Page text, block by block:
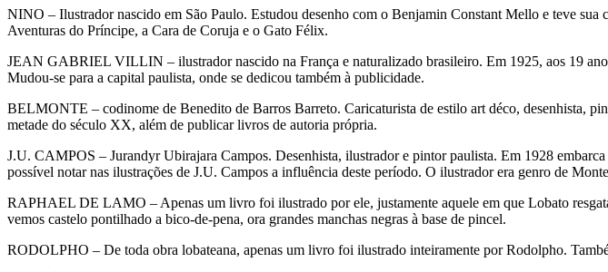
NINO – Ilustrador nascido em São Paulo. Estudou desenho com o Benjamin Constant Mello e teve
Aventuras do Príncipe, a Cara de Coruja e o Gato Félix.
JEAN GABRIEL VILLIN – ilustrador nascido na França e naturalizado brasileiro. Em 1925, aos 19
Mudou-se para a capital paulista, onde se dedicou também à publicidade.
BELMONTE – codinome de Benedito de Barros Barreto. Caricaturista de estilo art déco, desenhista,
metade do século XX, além de publicar livros de autoria própria.
J.U. CAMPOS – Jurandyr Ubirajara Campos. Desenhista, ilustrador e pintor paulista. Em 1928
possível notar nas ilustrações de J.U. Campos a influência deste período. O ilustrador era genro de
RAPHAEL DE LAMO – Apenas um livro foi ilustrado por ele, justamente aquele em que Lobato
vemos castelo pontilhado a bico-de-pena, ora grandes manchas negras à base de pincel.
RODOLPHO – De toda obra lobateana, apenas um livro foi ilustrado inteiramente por Rodolpho.